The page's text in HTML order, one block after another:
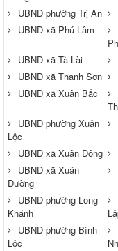
UBND phường Trị An
UBND xã Phú Lâm
UBND xã Tà Lài
UBND xã Thanh Sơn
UBND xã Xuân Bắc
UBND phường Xuân
Lộc
UBND xã Xuân Đông
UBND xã Xuân
Đường
UBND phường Long
Khánh
UBND phường Bình
Lộc